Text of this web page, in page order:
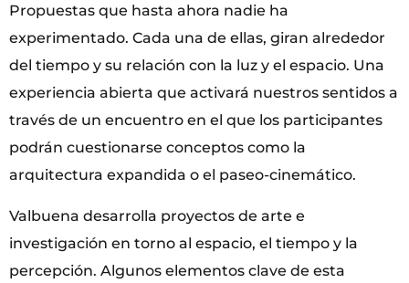
Propuestas que hasta ahora nadie ha
experimentado. Cada una de ellas, giran alrededor
del tiempo y su relación con la luz y el espacio. Una
experiencia abierta que activará nuestros sentidos a
través de un encuentro en el que los participantes
podrán cuestionarse conceptos como la
arquitectura expandida o el paseo-cinemático.
Valbuena desarrolla proyectos de arte e
investigación en torno al espacio, el tiempo y la
percepción. Algunos elementos clave de esta